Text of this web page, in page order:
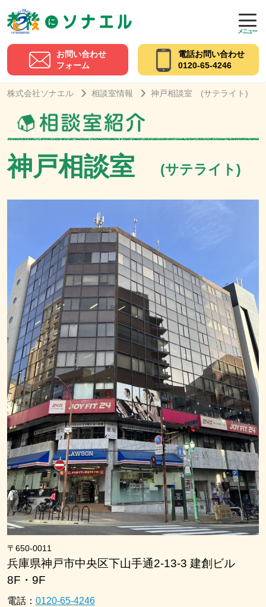
メニュー
お問い合わせ
フォーム
電話お問い合わせ
0120-65-4246
株式会社ソナエル 相談室情報 神戸相談室 (サテライト)
神戸相談室 (サテライト)
〒650-0011
兵庫県神戸市中央区下山手通2-13-3 建創ビル
8F・9F
電話： 0120-65-4246